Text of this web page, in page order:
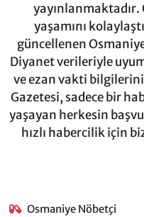
yayınlanmaktadır.
yaşamını
güncellenen
Diyanet verileriyle
ve ezan vakti
Gazetesi, sadece bir
yaşayan herkesin
hızlı habercilik için
Osmaniye Nöbetçi